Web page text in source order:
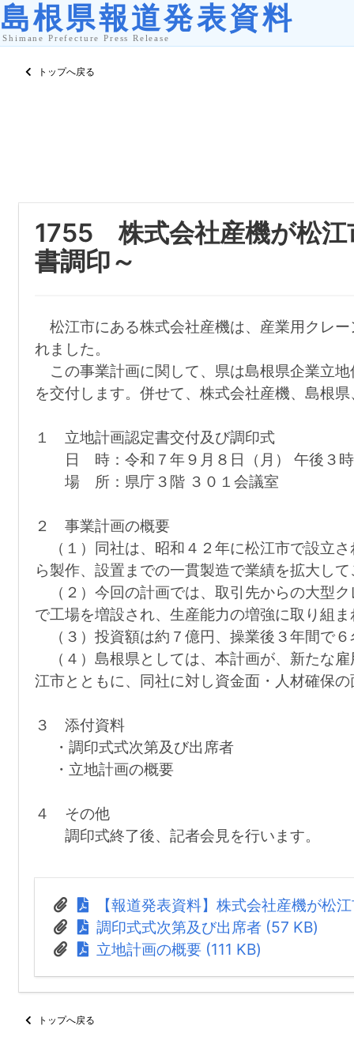
トップへ戻る
1755 株式会社産機が松江
書調印～
松江市にある株式会社産機は、産業用クレ
れました。
この事業計画に関して、県は島根県企業立
を交付します。併せて、株式会社産機、島根
１ 立地計画認定書交付及び調印式
日 時：令和７年９月８日（月） 午後３時
場 所：県庁３階 ３０１会議室
２ 事業計画の概要
（１）同社は、昭和４２年に松江市で設立
ら製作、設置までの一貫製造で業績を拡大し
（２）今回の計画では、取引先からの大型
で工場を増設され、生産能力の増強に取り組
（３）投資額は約７億円、操業後３年間で
（４）島根県としては、本計画が、新たな
江市とともに、同社に対し資金面・人材確保
３ 添付資料
・調印式式次第及び出席者
・立地計画の概要
４ その他
調印式終了後、記者会見を行います。
【報道発表資料】株式会社産機が松
調印式式次第及び出席者 (57 KB)
立地計画の概要 (111 KB)
トップへ戻る